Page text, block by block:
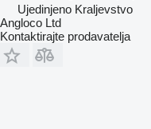
Ujedinjeno Kraljevstvo
Angloco Ltd
Kontaktirajte prodavatelja